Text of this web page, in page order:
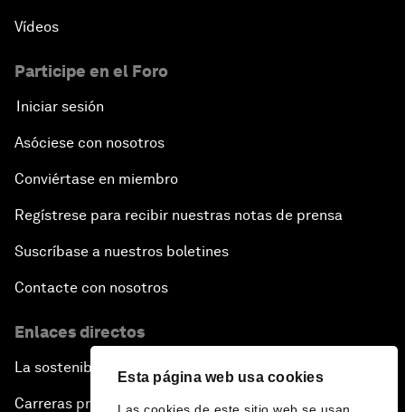
Esta página web usa cookies
Vídeos
Participe en el Foro
Iniciar sesión
Asóciese con nosotros
Conviértase en miembro
Regístrese para recibir nuestras notas de prensa
Suscríbase a nuestros boletines
Contacte con nosotros
Enlaces directos
La sostenibilidad en el Foro
Carreras profesionales